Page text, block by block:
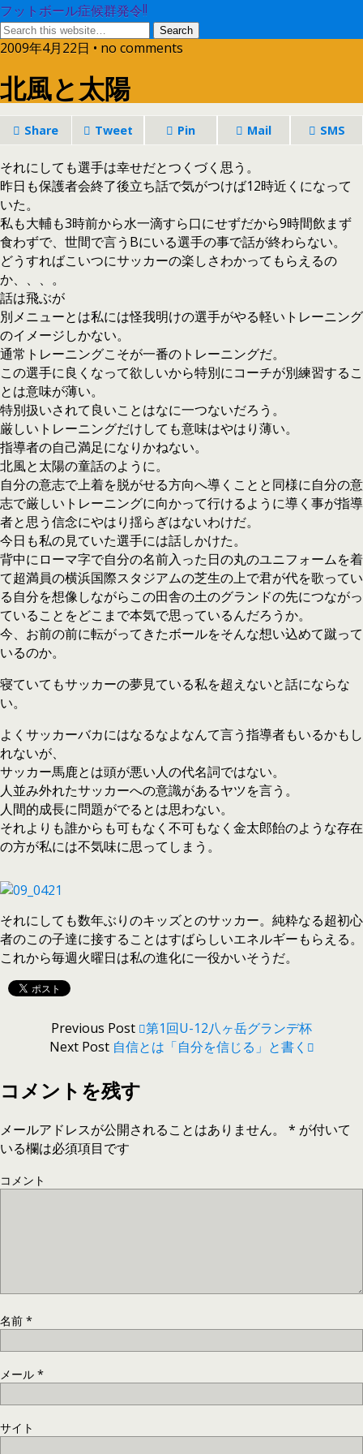
フットボール症候群発令!!
2009年4月22日 • no comments
北風と太陽
Share Tweet Pin Mail SMS
それにしても選手は幸せだとつくづく思う。
昨日も保護者会終了後立ち話で気がつけば12時近くになって
いた。
私も大輔も3時前から水一滴すら口にせずだから9時間飲まず
食わずで、世間で言うBにいる選手の事で話が終わらない。
どうすればこいつにサッカーの楽しさわかってもらえるの
か、、、。
話は飛ぶが
別メニューとは私には怪我明けの選手がやる軽いトレーニング
のイメージしかない。
通常トレーニングこそが一番のトレーニングだ。
この選手に良くなって欲しいから特別にコーチが別練習するこ
とは意味が薄い。
特別扱いされて良いことはなに一つないだろう。
厳しいトレーニングだけしても意味はやはり薄い。
指導者の自己満足になりかねない。
北風と太陽の童話のように。
自分の意志で上着を脱がせる方向へ導くことと同様に自分の意
志で厳しいトレーニングに向かって行けるように導く事が指導
者と思う信念にやはり揺らぎはないわけだ。
今日も私の見ていた選手には話しかけた。
背中にローマ字で自分の名前入った日の丸のユニフォームを着
て超満員の横浜国際スタジアムの芝生の上で君が代を歌ってい
る自分を想像しながらこの田舎の土のグランドの先につながっ
ていることをどこまで本気で思っているんだろうか。
今、お前の前に転がってきたボールをそんな想い込めて蹴って
いるのか。
寝ていてもサッカーの夢見ている私を超えないと話にならな
い。
よくサッカーバカにはなるなよなんて言う指導者もいるかもし
れないが、
サッカー馬鹿とは頭が悪い人の代名詞ではない。
人並み外れたサッカーへの意識があるヤツを言う。
人間的成長に問題がでるとは思わない。
それよりも誰からも可もなく不可もなく金太郎飴のような存在
の方が私には不気味に思ってしまう。
それにしても数年ぶりのキッズとのサッカー。純粋なる超初心
者のこの子達に接することはすばらしいエネルギーもらえる。
これから毎週火曜日は私の進化に一役かいそうだ。
Previous Post 第1回U-12八ヶ岳グランデ杯
Next Post 自信とは「自分を信じる」と書く
コメントを残す
メールアドレスが公開されることはありません。 * が付いて
いる欄は必須項目です
コメント
名前 *
メール *
サイト